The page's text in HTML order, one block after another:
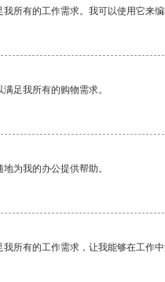
所有的工作需求。我可以使用它来
足我所有的购物需求。
为我的办公提供帮助。
所有的工作需求，让我能够在工作